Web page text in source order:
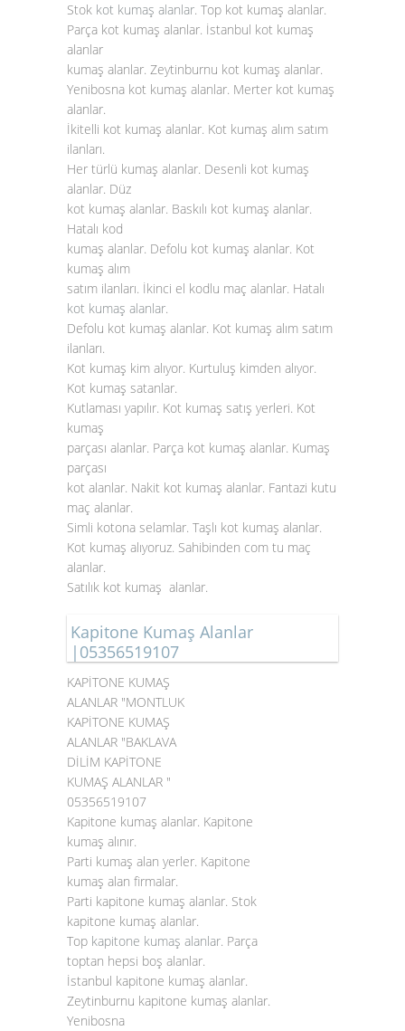
Stok kot kumaş alanlar. Top kot kumaş alanlar.
Parça kot kumaş alanlar. İstanbul kot kumaş
alanlar
kumaş alanlar. Zeytinburnu kot kumaş alanlar.
Yenibosna kot kumaş alanlar. Merter kot kumaş
alanlar.
İkitelli kot kumaş alanlar. Kot kumaş alım satım
ilanları.
Her türlü kumaş alanlar. Desenli kot kumaş
alanlar. Düz
kot kumaş alanlar. Baskılı kot kumaş alanlar.
Hatalı kod
kumaş alanlar. Defolu kot kumaş alanlar. Kot
kumaş alım
satım ilanları. İkinci el kodlu maç alanlar. Hatalı
kot kumaş alanlar.
Defolu kot kumaş alanlar. Kot kumaş alım satım
ilanları.
Kot kumaş kim alıyor. Kurtuluş kimden alıyor.
Kot kumaş satanlar.
Kutlaması yapılır. Kot kumaş satış yerleri. Kot
kumaş
parçası alanlar. Parça kot kumaş alanlar. Kumaş
parçası
kot alanlar. Nakit kot kumaş alanlar. Fantazi kutu
maç alanlar.
Simli kotona selamlar. Taşlı kot kumaş alanlar.
Kot kumaş alıyoruz. Sahibinden com tu maç
alanlar.
Satılık kot kumaş alanlar.
Kapitone Kumaş Alanlar
|05356519107
KAPİTONE KUMAŞ
ALANLAR "MONTLUK
KAPİTONE KUMAŞ
ALANLAR "BAKLAVA
DİLİM KAPİTONE
KUMAŞ ALANLAR "
05356519107
Kapitone kumaş alanlar. Kapitone
kumaş alınır.
Parti kumaş alan yerler. Kapitone
kumaş alan firmalar.
Parti kapitone kumaş alanlar. Stok
kapitone kumaş alanlar.
Top kapitone kumaş alanlar. Parça
toptan hepsi boş alanlar.
İstanbul kapitone kumaş alanlar.
Zeytinburnu kapitone kumaş alanlar.
Yenibosna